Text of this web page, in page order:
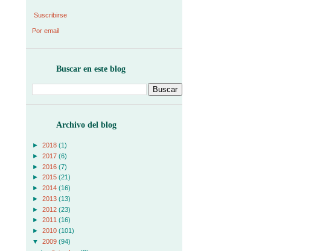
Suscribirse
Por email
Buscar en este blog
Archivo del blog
► 2018 (1)
► 2017 (6)
► 2016 (7)
► 2015 (21)
► 2014 (16)
► 2013 (13)
► 2012 (23)
► 2011 (16)
► 2010 (101)
▼ 2009 (94)